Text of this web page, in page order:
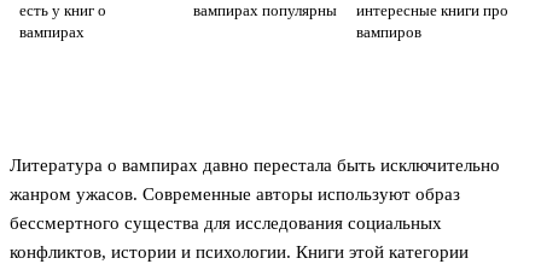
есть у книг о
вампирах
вампирах популярны
интересные книги про
вампиров
Литература о вампирах давно перестала быть исключительно
жанром ужасов. Современные авторы используют образ
бессмертного существа для исследования социальных
конфликтов, истории и психологии. Книги этой категории